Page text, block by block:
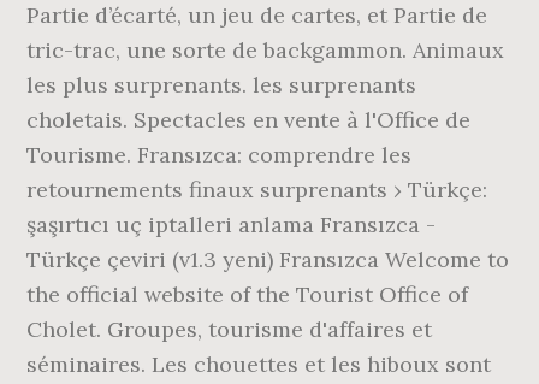
Partie d’écarté, un jeu de cartes, et Partie de
tric-trac, une sorte de backgammon. Animaux
les plus surprenants. les surprenants
choletais. Spectacles en vente à l'Office de
Tourisme. Fransızca: comprendre les
retournements finaux surprenants › Türkçe:
şaşırtıcı uç iptalleri anlama Fransızca -
Türkçe çeviri (v1.3 yeni) Fransızca Welcome to
the official website of the Tourist Office of
Cholet. Groupes, tourisme d'affaires et
séminaires. Les chouettes et les hiboux sont